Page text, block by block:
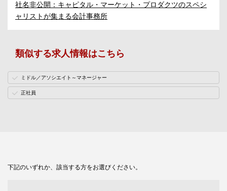
社名非公開：キャピタル・マーケット・プロダクツのスペシ
ャリストが集まる会計事務所
類似する求人情報はこちら
ミドル／アソシエイト～マネージャー
正社員
下記のいずれか、該当する方をお選びください。